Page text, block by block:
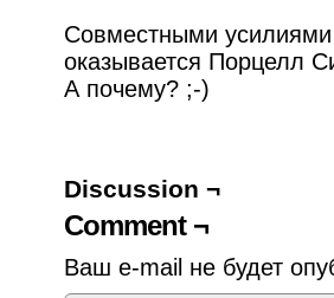
Совместными
оказывается Порцелл
А почему? ;-)
Discussion ¬
Comment ¬
Ваш e-mail не будет